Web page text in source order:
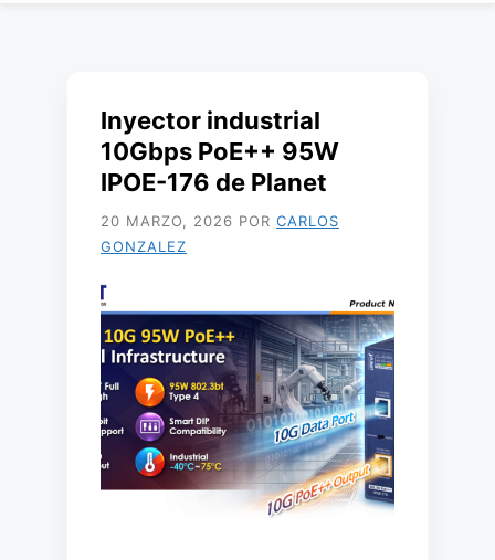
Inyector industrial
10Gbps PoE++ 95W
IPOE-176 de Planet
20 MARZO, 2026 POR CARLOS
GONZALEZ